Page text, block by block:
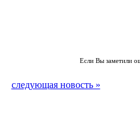
Если Вы заметили
следующая новость »